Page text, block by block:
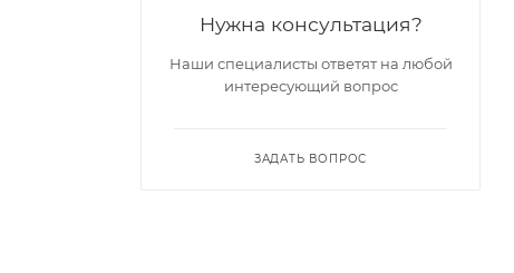
Нужна консультация?
Наши специалисты ответят на любой
интересующий вопрос
ЗАДАТЬ ВОПРОС